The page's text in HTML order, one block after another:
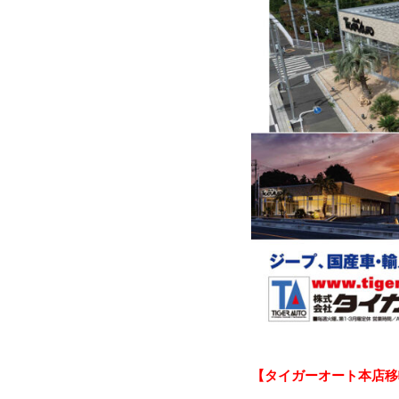
【タイガーオート本店